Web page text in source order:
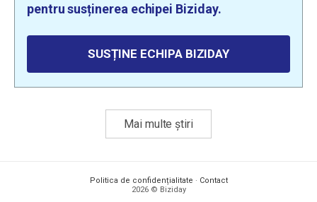
pentru susținerea echipei Biziday.
SUSȚINE ECHIPA BIZIDAY
Mai multe știri
Politica de confidențialitate · Contact
2026 © Biziday